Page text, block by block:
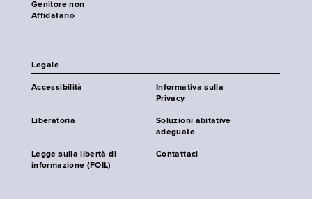
Genitore non
Affidatario
Legale
Accessibilità
Informativa sulla
Privacy
Liberatoria
Soluzioni abitative
adeguate
Legge sulla libertà di
informazione (FOIL)
Contattaci